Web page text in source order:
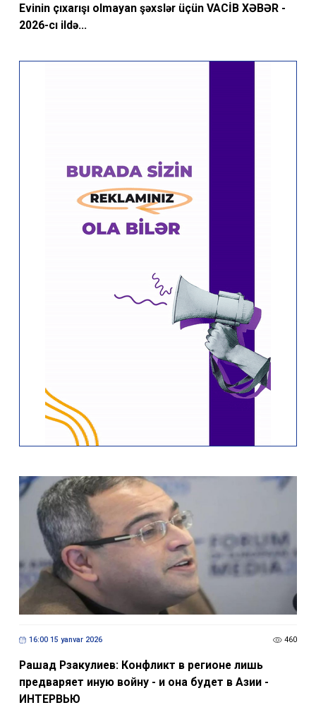
Evinin çıxarışı olmayan şəxslər üçün VACİB XƏBƏR -
2026-cı ildə...
16:00 15 yanvar 2026 460
Рашад Рзакулиев: Конфликт в регионе лишь
предваряет иную войну - и она будет в Азии -
ИНТЕРВЬЮ